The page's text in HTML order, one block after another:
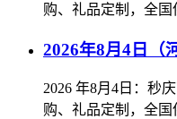
购、礼品定制，全国
2026年8月4日（
2026 年8月4日：秒
购、礼品定制，全国